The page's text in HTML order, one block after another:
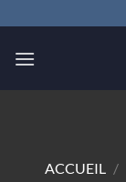
contenu
ACCUEIL /